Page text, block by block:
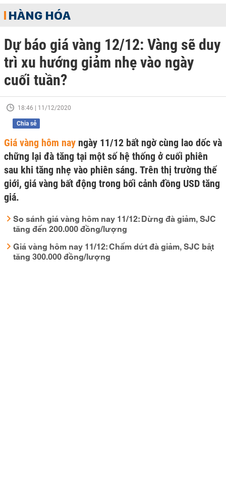
HÀNG HÓA
Dự báo giá vàng 12/12: Vàng sẽ duy
trì xu hướng giảm nhẹ vào ngày
cuối tuần?
18:46 | 11/12/2020
Chia sẻ
Giá vàng hôm nay ngày 11/12 bất ngờ cùng lao dốc và
chững lại đà tăng tại một số hệ thống ở cuối phiên
sau khi tăng nhẹ vào phiên sáng. Trên thị trường thế
giới, giá vàng bất động trong bối cảnh đồng USD tăng
giá.
So sánh giá vàng hôm nay 11/12: Dừng đà giảm, SJC
tăng đến 200.000 đồng/lượng
Giá vàng hôm nay 11/12: Chấm dứt đà giảm, SJC bật
tăng 300.000 đồng/lượng